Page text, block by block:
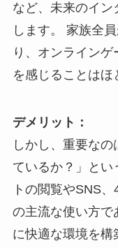
など、未来のイン
します。 家族全
り、オンライン
を感じることはほ
デメリット：
しかし、重要な
ているか？」とい
トの閲覧やSNS
の主流な使い方で
に快適な環境を構